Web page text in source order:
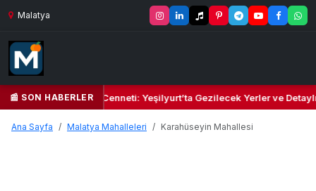
Malatya
📰 SON HABERLER
Yeşil Kalbi ve Kültür Cenneti: Yeşilyurt’ta Gezilecek Yerler ve
Ana Sayfa Malatya Mahalleleri Karahüseyin Mahallesi